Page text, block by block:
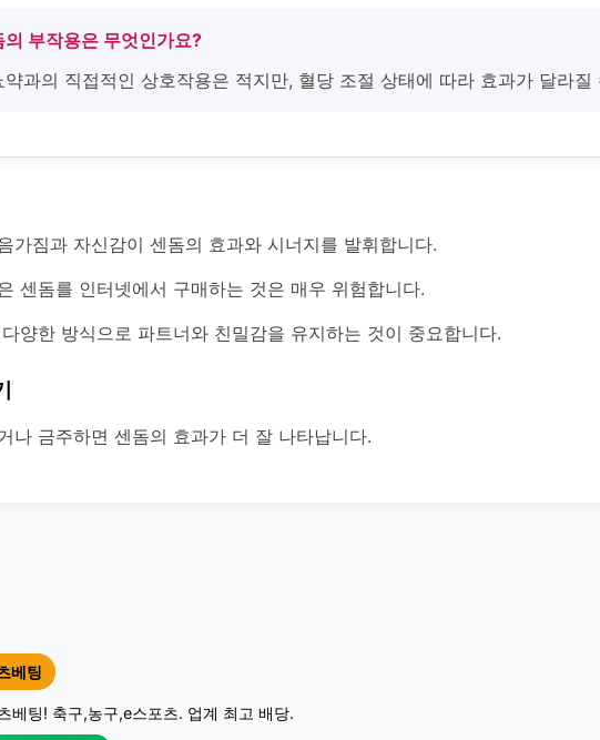
의 부작용은 무엇인가요?
약과의 직접적인 상호작용은 적지만, 혈당 조절 상태에 따라 효과가 달라질
가짐과 자신감이 센돔의 효과와 시너지를 발휘합니다.
센돔를 인터넷에서 구매하는 것은 매우 위험합니다.
양한 방식으로 파트너와 친밀감을 유지하는 것이 중요합니다.
나 금주하면 센돔의 효과가 더 잘 나타납니다.
베팅
베팅! 축구,농구,e스포츠. 업계 최고 배당.